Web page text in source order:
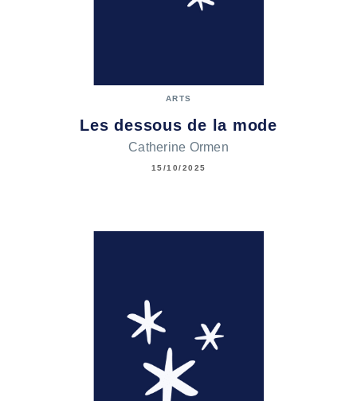
ARTS
Les dessous de la mode
Catherine Ormen
15/10/2025